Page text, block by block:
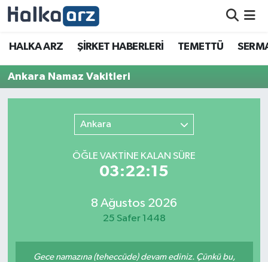
HALKA ARZ ŞİRKET HABERLERİ TEMETTÜ
Ankara Namaz Vakitleri
Ankara
ÖĞLE VAKTİNE KALAN SÜRE
03:22:15
8 Ağustos 2026
25 Safer 1448
Gece namazına (teheccüde) devam ediniz. Çünkü bu,
HALKA ARZ
SERMAYE ARTIRIMI
TEMETTÜ